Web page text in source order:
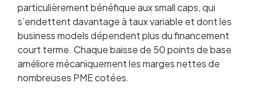
particulièrement bénéfique aux small caps, qui
s’endettent davantage à taux variable et dont les
business models dépendent plus du financement
court terme. Chaque baisse de 50 points de base
améliore mécaniquement les marges nettes de
nombreuses PME cotées.